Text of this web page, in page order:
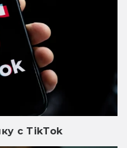
с TikTok